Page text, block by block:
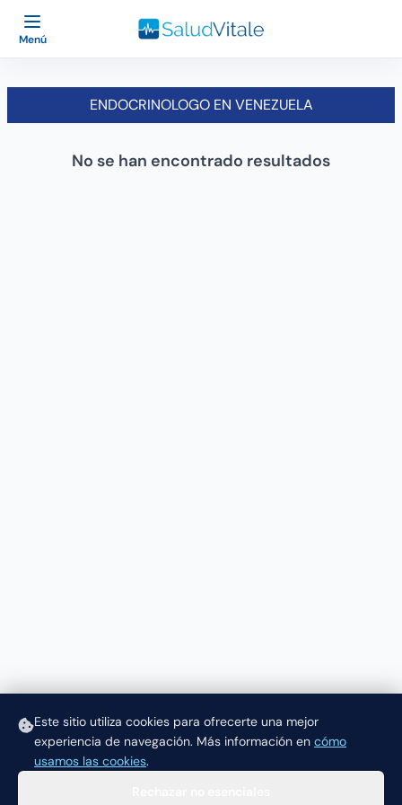
Este sitio utiliza cookies para ofrecerte una mejor
experiencia de navegación. Más información en cómo
usamos las cookies.
Menú
ENDOCRINOLOGO EN VENEZUELA
No se han encontrado resultados